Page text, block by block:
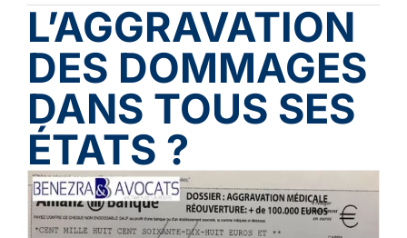
L’AGGRAVATION
DES DOMMAGES
DANS TOUS SES
ÉTATS ?